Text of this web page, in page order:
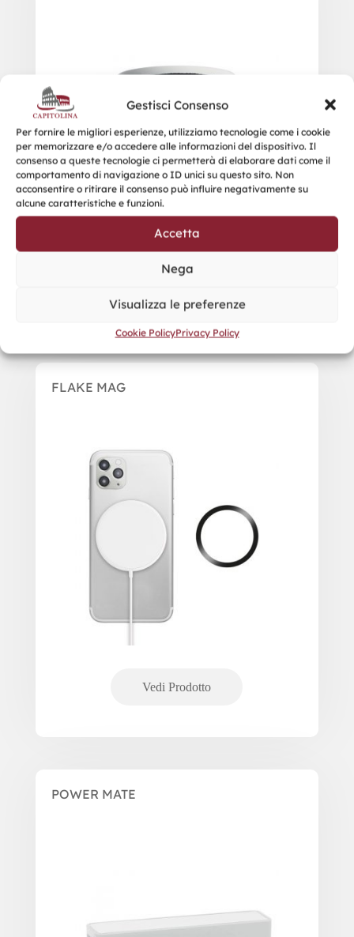
Gestisci Consenso
Per fornire le migliori esperienze, utilizziamo tecnologie come i cookie
per memorizzare e/o accedere alle informazioni del dispositivo. Il
consenso a queste tecnologie ci permetterà di elaborare dati come il
comportamento di navigazione o ID unici su questo sito. Non
acconsentire o ritirare il consenso può influire negativamente su
alcune caratteristiche e funzioni.
Accetta
Nega
Visualizza le preferenze
Cookie PolicyPrivacy Policy
FLAKE MAG
POWER MATE